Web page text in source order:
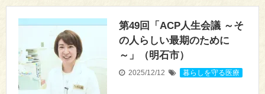
第49回「ACP人生会議 ～そ
の人らしい最期のために
～」（明石市）
2025/12/12 暮らしを守る医療